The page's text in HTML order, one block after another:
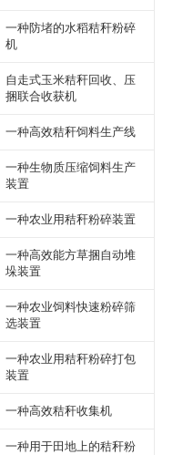
一种防堵的水稻秸秆粉碎
机
自走式玉米秸秆回收、压
捆联合收获机
一种高效秸秆饲料生产线
一种生物质压缩饲料生产
装置
一种农业用秸秆粉碎装置
一种高效能方草捆自动堆
垛装置
一种农业饲料快速粉碎筛
选装置
一种农业用秸秆粉碎打包
装置
一种高效秸秆收集机
一种用于田地上的秸秆粉